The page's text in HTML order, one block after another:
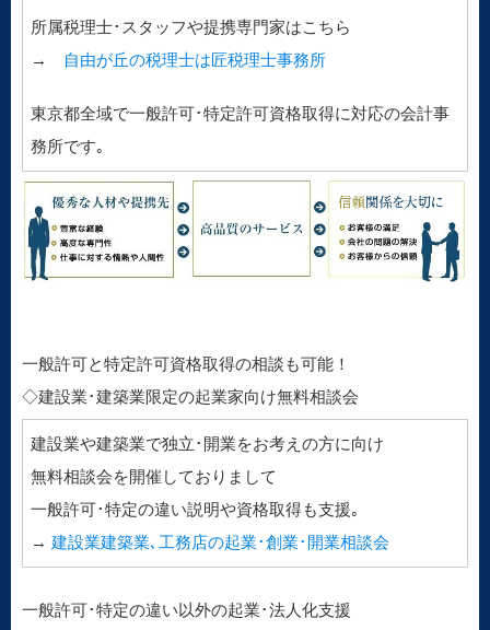
所属税理士･スタッフや提携専門家はこちら
→
自由が丘の税理士は匠税理士事務所
東京都全域で一般許可･特定許可資格取得に対応の会計事
務所です｡
一般許可と特定許可資格取得の相談も可能！
◇建設業･建築業限定の起業家向け無料相談会
建設業や建築業で独立･開業をお考えの方に向け
無料相談会を開催しておりまして
一般許可･特定の違い説明や資格取得も支援｡
→ 建設業建築業､工務店の起業･創業･開業相談会
一般許可･特定の違い以外の起業･法人化支援